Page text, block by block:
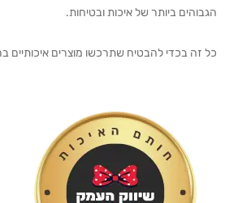
הגבוהים ביותר של איכות ובטיחות.
כל זה בכדי להבטיח שתרכשו מוצרים איכותיים